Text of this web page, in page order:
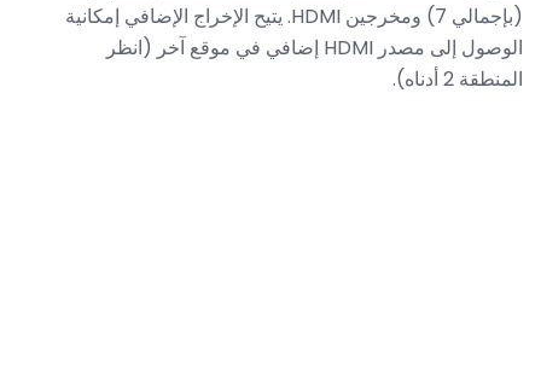
(بإجمالي 7) ومخرجين HDMI. يتيح الإخراج الإضافي إمكانية
الوصول إلى مصدر HDMI إضافي في موقع آخر (انظر
المنطقة 2 أدناه).